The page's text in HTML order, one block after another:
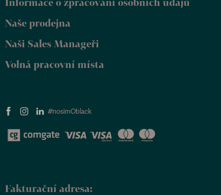
Naše prodejna
Naši Sales Manageři
Volná pracovní místa
#nosimOblack
Fakturační adresa: